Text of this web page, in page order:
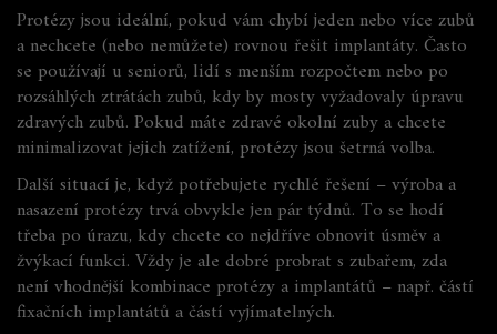
Protézy jsou ideální, pokud vám chybí jeden nebo více zubů
a nechcete (nebo nemůžete) rovnou řešit implantáty. Často
se používají u seniorů, lidí s menším rozpočtem nebo po
rozsáhlých ztrátách zubů, kdy by mosty vyžadovaly úpravu
zdravých zubů. Pokud máte zdravé okolní zuby a chcete
minimalizovat jejich zatížení, protézy jsou šetrná volba.
Další situací je, když potřebujete rychlé řešení – výroba a
nasazení protézy trvá obvykle jen pár týdnů. To se hodí
třeba po úrazu, kdy chcete co nejdříve obnovit úsměv a
žvýkací funkci. Vždy je ale dobré probrat s zubařem, zda
není vhodnější kombinace protézy a implantátů – např. částí
fixačních implantátů a částí vyjímatelných.